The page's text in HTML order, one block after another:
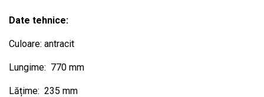
Date tehnice:
Culoare: antracit
Lungime: 770 mm
Lățime: 235 mm